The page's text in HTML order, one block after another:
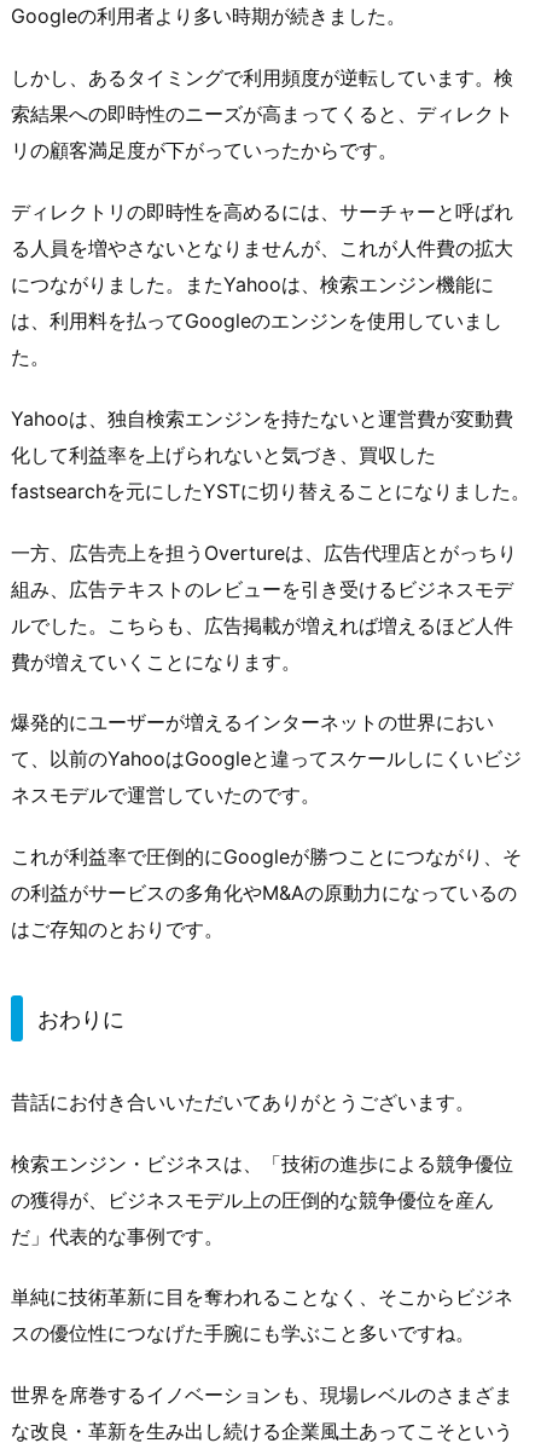
Googleの利用者より多い時期が続きました。
しかし、あるタイミングで利用頻度が逆転しています。検
索結果への即時性のニーズが高まってくると、ディレクト
リの顧客満足度が下がっていったからです。
ディレクトリの即時性を高めるには、サーチャーと呼ばれ
る人員を増やさないとなりませんが、これが人件費の拡大
につながりました。またYahooは、検索エンジン機能に
は、利用料を払ってGoogleのエンジンを使用していまし
た。
Yahooは、独自検索エンジンを持たないと運営費が変動費
化して利益率を上げられないと気づき、買収した
fastsearchを元にしたYSTに切り替えることになりました。
一方、広告売上を担うOvertureは、広告代理店とがっちり
組み、広告テキストのレビューを引き受けるビジネスモデ
ルでした。こちらも、広告掲載が増えれば増えるほど人件
費が増えていくことになります。
爆発的にユーザーが増えるインターネットの世界におい
て、以前のYahooはGoogleと違ってスケールしにくいビジ
ネスモデルで運営していたのです。
これが利益率で圧倒的にGoogleが勝つことにつながり、そ
の利益がサービスの多角化やM&Aの原動力になっているの
はご存知のとおりです。
おわりに
昔話にお付き合いいただいてありがとうございます。
検索エンジン・ビジネスは、「技術の進歩による競争優位
の獲得が、ビジネスモデル上の圧倒的な競争優位を産ん
だ」代表的な事例です。
単純に技術革新に目を奪われることなく、そこからビジネ
スの優位性につなげた手腕にも学ぶこと多いですね。
世界を席巻するイノベーションも、現場レベルのさまざま
な改良・革新を生み出し続ける企業風土あってこそという